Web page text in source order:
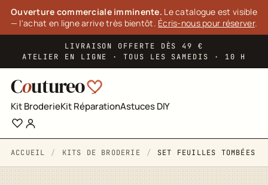
Ouverture commerciale imminente. Le catalogue est visible
— l'achat en ligne arrive très bientôt. Écris-nous pour réserver.
LIVRAISON OFFERTE DÈS 49 €
ATELIER EN LIGNE · TOUS LES SAMEDIS · 10 H
Coutureo
Kit BroderieKit RéparationAstuces DIY
ACCUEIL KITS DE BRODERIE SET FEUILLES TOMBÉES
Panneau de gestion des cookies